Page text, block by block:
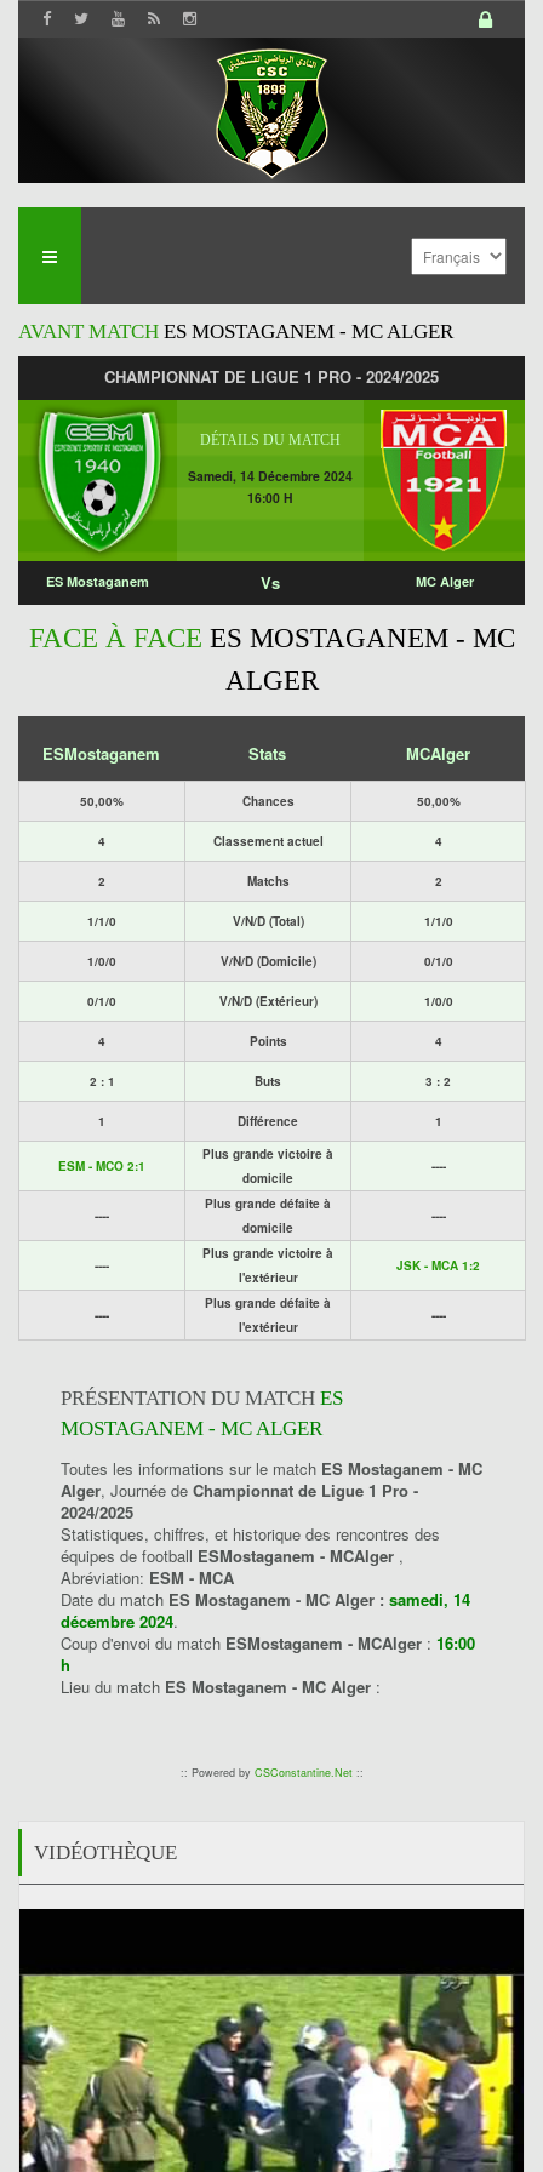
AVANT MATCH ES MOSTAGANEM - MC ALGER
CHAMPIONNAT DE LIGUE 1 PRO - 2024/2025
DÉTAILS DU MATCH
Samedi, 14 Décembre 2024
16:00 H
ES Mostaganem Vs MC Alger
FACE À FACE ES MOSTAGANEM - MC
ALGER
ESMostaganem Stats MCAlger
50,00% Chances 50,00%
4 Classement actuel 4
2 Matchs 2
1/1/0 V/N/D (Total) 1/1/0
1/0/0 V/N/D (Domicile) 0/1/0
0/1/0 V/N/D (Extérieur) 1/0/0
4 Points 4
2 : 1 Buts 3 : 2
1 Différence 1
ESM - MCO 2:1
Plus grande victoire à
domicile
----
----
Plus grande défaite à
domicile
----
----
Plus grande victoire à
l'extérieur
JSK - MCA 1:2
----
Plus grande défaite à
l'extérieur
----
PRÉSENTATION DU MATCH ES
MOSTAGANEM - MC ALGER
Toutes les informations sur le match ES Mostaganem - MC
Alger, Journée de Championnat de Ligue 1 Pro -
2024/2025
Statistiques, chiffres, et historique des rencontres des
équipes de football ESMostaganem - MCAlger ,
Abréviation: ESM - MCA
Date du match ES Mostaganem - MC Alger : samedi, 14
décembre 2024.
Coup d'envoi du match ESMostaganem - MCAlger : 16:00
h
Lieu du match ES Mostaganem - MC Alger :
:: Powered by CSConstantine.Net::
VIDÉOTHÈQUE